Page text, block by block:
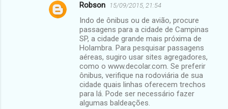
Robson 15/09/2015, 21:54
Indo de ônibus ou de avião, procure
passagens para a cidade de Campinas
SP, a cidade grande mais próxima de
Holambra. Para pesquisar passagens
aéreas, sugiro usar sites agregadores,
como o www.decolar.com. Se preferir
ônibus, verifique na rodoviária de sua
cidade quais linhas oferecem trechos
para lá. Pode ser necessário fazer
algumas baldeações.